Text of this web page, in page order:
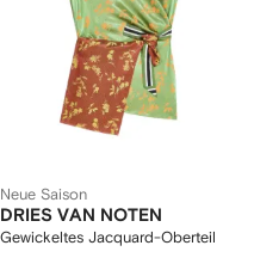
Neue Saison
DRIES VAN NOTEN
Gewickeltes Jacquard-Oberteil